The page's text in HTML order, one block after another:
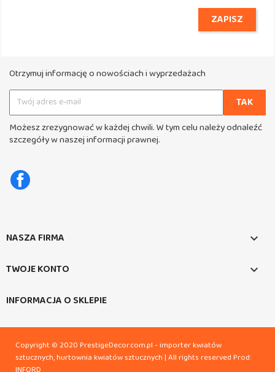
ZAPISZ
Otrzymuj informację o nowościach i wyprzedażach
Możesz zrezygnować w każdej chwili. W tym celu należy odnaleźć
szczegóły w naszej informacji prawnej.
NASZA FIRMA 
TWOJE KONTO 
INFORMACJA O SKLEPIE
Copyright © 2020 PrestigeDecor.com.pl - importer kwiatów
sztucznych, hurtownia kwiatów sztucznych | All rights reservedProd: